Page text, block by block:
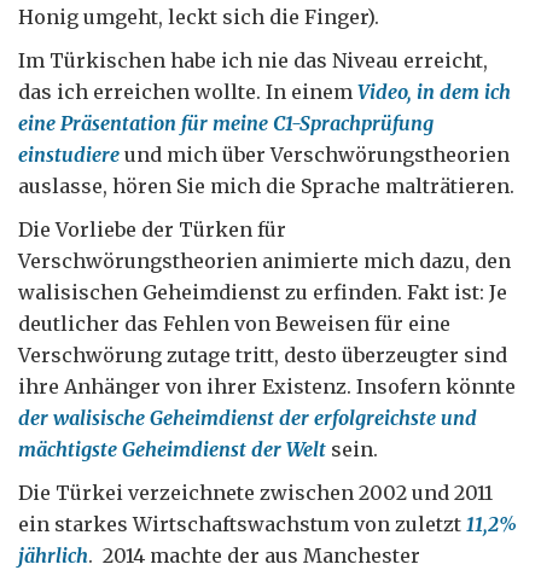
Honig umgeht, leckt sich die Finger).
Im Türkischen habe ich nie das Niveau erreicht,
das ich erreichen wollte. In einem Video, in dem ich
eine Präsentation für meine C1-Sprachprüfung
einstudiere und mich über Verschwörungstheorien
auslasse, hören Sie mich die Sprache malträtieren.
Die Vorliebe der Türken für
Verschwörungstheorien animierte mich dazu, den
walisischen Geheimdienst zu erfinden. Fakt ist: Je
deutlicher das Fehlen von Beweisen für eine
Verschwörung zutage tritt, desto überzeugter sind
ihre Anhänger von ihrer Existenz. Insofern könnte
der walisische Geheimdienst der erfolgreichste und
mächtigste Geheimdienst der Welt sein.
Die Türkei verzeichnete zwischen 2002 und 2011
ein starkes Wirtschaftswachstum von zuletzt 11,2%
jährlich. 2014 machte der aus Manchester